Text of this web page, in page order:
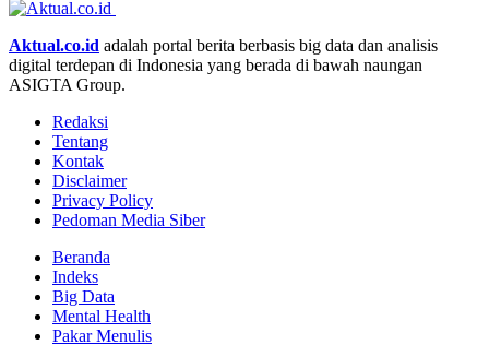
Aktual.co.id adalah portal berita berbasis big data dan analisis
digital terdepan di Indonesia yang berada di bawah naungan
ASIGTA Group.
Redaksi
Tentang
Kontak
Disclaimer
Privacy Policy
Pedoman Media Siber
Beranda
Indeks
Big Data
Mental Health
Pakar Menulis